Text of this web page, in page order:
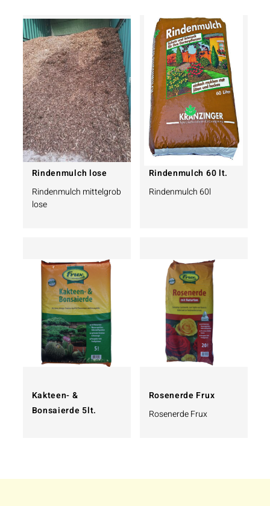
Rindenmulch lose
Rindenmulch mittelgrob
lose
Rindenmulch 60 lt.
Rindenmulch 60l
Kakteen- &
Bonsaierde 5lt.
Rosenerde Frux
Rosenerde Frux